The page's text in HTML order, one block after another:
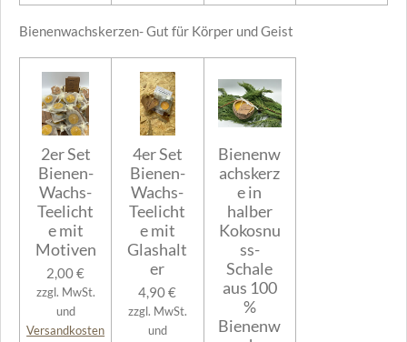
Bienenwachskerzen- Gut für Körper und Geist
2er Set
Bienen-
Wachs-
Teelicht
e mit
Motiven
2,00 €
zzgl. MwSt.
und
Versandkosten
4er Set
Bienen-
Wachs-
Teelicht
e mit
Glashalt
er
4,90 €
zzgl. MwSt.
und
Bienenw
achskerz
e in
halber
Kokosnu
ss-
Schale
aus 100
%
Bienenw